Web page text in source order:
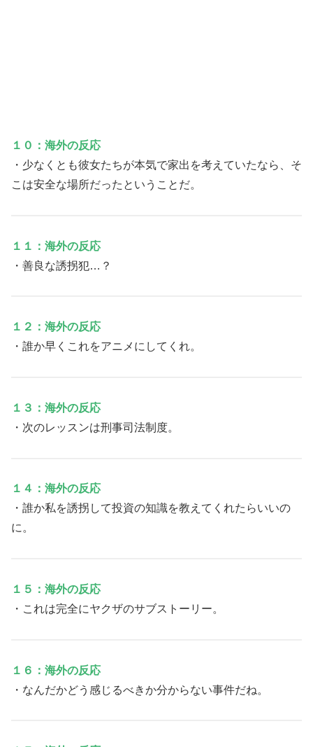
１０：海外の反応
・少なくとも彼女たちが本気で家出を考えていたなら、そ
こは安全な場所だったということだ。
１１：海外の反応
・善良な誘拐犯…？
１２：海外の反応
・誰か早くこれをアニメにしてくれ。
１３：海外の反応
・次のレッスンは刑事司法制度。
１４：海外の反応
・誰か私を誘拐して投資の知識を教えてくれたらいいの
に。
１５：海外の反応
・これは完全にヤクザのサブストーリー。
１６：海外の反応
・なんだかどう感じるべきか分からない事件だね。